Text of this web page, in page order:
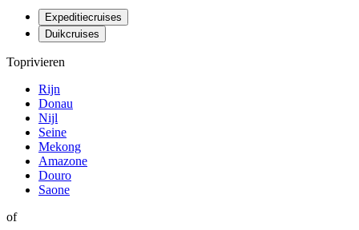
Expeditiecruises
Duikcruises
Toprivieren
Rijn
Donau
Nijl
Seine
Mekong
Amazone
Douro
Saone
of